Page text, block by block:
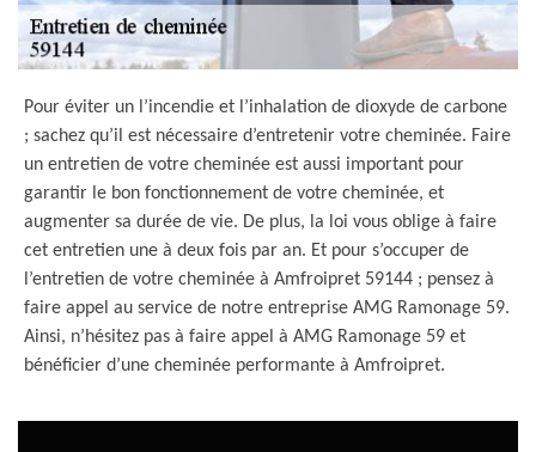
Pour éviter un l’incendie et l’inhalation de dioxyde de carbone
; sachez qu’il est nécessaire d’entretenir votre cheminée. Faire
un entretien de votre cheminée est aussi important pour
garantir le bon fonctionnement de votre cheminée, et
augmenter sa durée de vie. De plus, la loi vous oblige à faire
cet entretien une à deux fois par an. Et pour s’occuper de
l’entretien de votre cheminée à Amfroipret 59144 ; pensez à
faire appel au service de notre entreprise AMG Ramonage 59.
Ainsi, n’hésitez pas à faire appel à AMG Ramonage 59 et
bénéficier d’une cheminée performante à Amfroipret.